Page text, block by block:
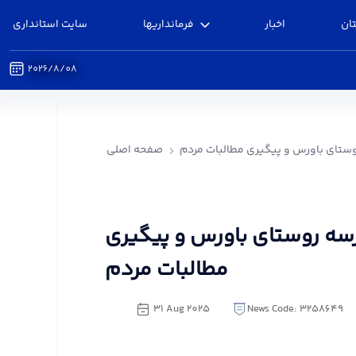
سایت استانداری فرمانداریها اخبار
2026/8/08
صفحه اصلی باورس و پیگیری مطالبات مردم
روستای باورس و پیگیری
مطالبات مردم
31 Aug 2025 News Code: 3258649